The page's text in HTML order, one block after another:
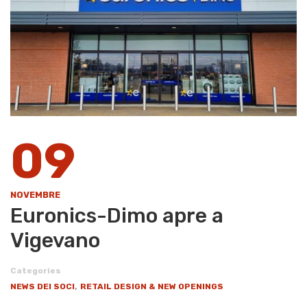
09
NOVEMBRE
Euronics-Dimo apre a
Vigevano
Categories
NEWS DEI SOCI, RETAIL DESIGN & NEW OPENINGS